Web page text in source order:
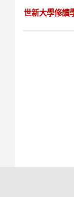
世新大學修讀